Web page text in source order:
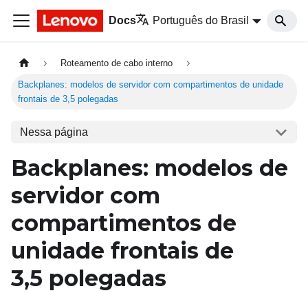
Docs Português do Brasil
Roteamento de cabo interno
Backplanes: modelos de servidor com compartimentos de unidade
frontais de 3,5 polegadas
Nessa página
Backplanes: modelos de
servidor com
compartimentos de
unidade frontais de
3,5 polegadas